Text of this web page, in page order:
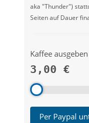
aka "Thunder")
Seiten auf Dauer
Kaffee
3,00 €
Per Paypal